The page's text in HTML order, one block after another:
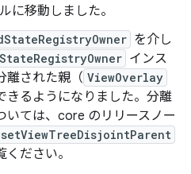
に移動しました。
を介し
インス
離された親（ ViewOverlay
きるようになりました。分離
いては、core のリリースノー
ださい。